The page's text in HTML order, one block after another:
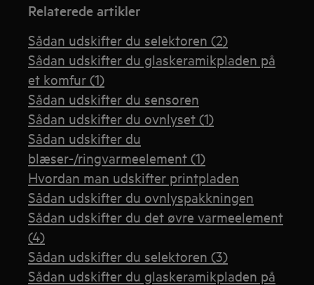
Relaterede artikler
Sådan udskifter du selektoren (2)
Sådan udskifter du glaskeramikpladen på
et komfur (1)
Sådan udskifter du sensoren
Sådan udskifter du ovnlyset (1)
Sådan udskifter du
blæser-/ringvarmeelement (1)
Hvordan man udskifter printpladen
Sådan udskifter du ovnlyspakkningen
Sådan udskifter du det øvre varmeelement
(4)
Sådan udskifter du selektoren (3)
Sådan udskifter du glaskeramikpladen på